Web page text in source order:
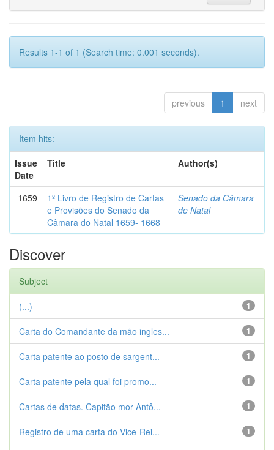
Results 1-1 of 1 (Search time: 0.001 seconds).
previous 1 next
Item hits:
Issue
Date
Title Author(s)
1659
1º Livro de Registro de Cartas
e Provisões do Senado da
Câmara do Natal 1659- 1668
Senado da Câmara
de Natal
Discover
Subject
1
(...)
1
Carta do Comandante da mão ingles...
1
Carta patente ao posto de sargent...
1
Carta patente pela qual foi promo...
1
Cartas de datas. Capitão mor Antô...
1
Registro de uma carta do Vice-Rei...